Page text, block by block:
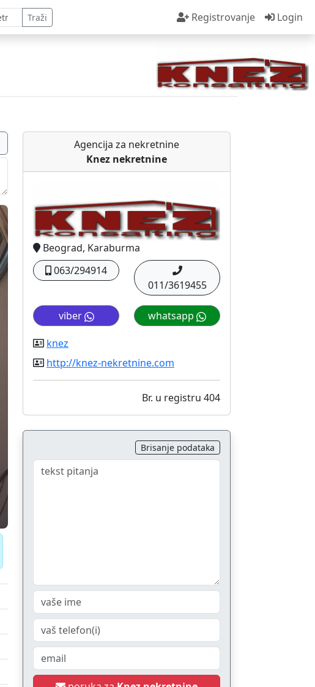
Traži Registrovanje
Login
Agencija za nekretnine
Knez nekretnine
Beograd, Karaburma
063/294914
011/3619455
viber whatsapp
knez
http://knez-nekretnine.com
Br. u registru 404
Brisanje podataka